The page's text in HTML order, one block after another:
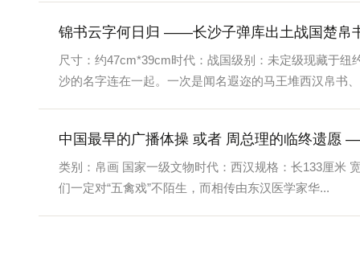
锦书云字何日归 ——长沙子弹库出土战国楚帛
尺寸：约47cm*39cm时代：战国级别：未定级现藏于
沙的名字连在一起。一次是闻名遐迩的马王堆西汉帛书
中国最早的广播体操 或者 周总理的临终遗愿
类别：帛画 国家一级文物时代：西汉规格：长133厘米
们一定对“五禽戏”不陌生，而相传由东汉医学家华...